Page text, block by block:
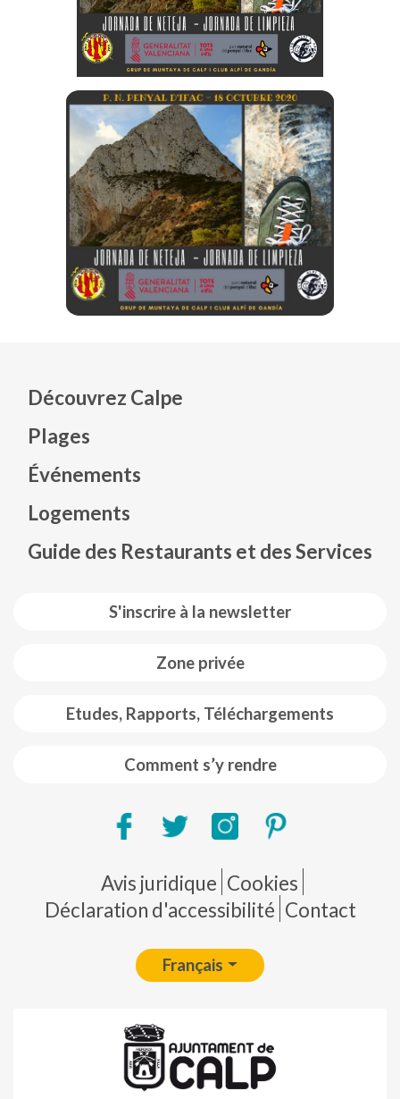
S'inscrire à la newsletter
Zone privée
Etudes, Rapports, Téléchargements
Comment s’y rendre
Découvrez Calpe
Plages
Événements
Logements
Guide des Restaurants et des Services
Pie de página
Avis juridique Cookies
Déclaration d'accessibilité Contact
Français